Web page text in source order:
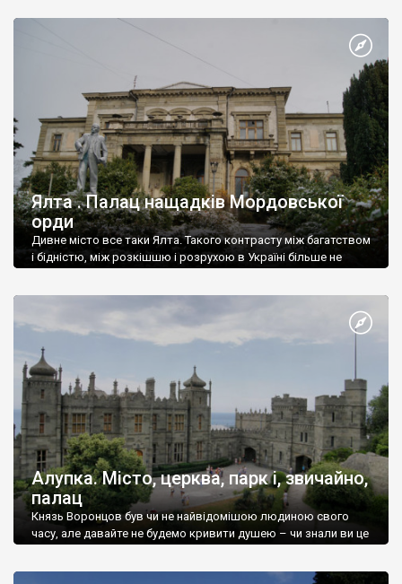
Ялта . Палац нащадків Мордовської
орди
Дивне місто все таки Ялта. Такого контрасту між багатством
і бідністю, між розкішшю і розрухою в Україні більше не
Алупка. Місто, церква, парк і, звичайно,
палац
Князь Воронцов був чи не найвідомішою людиною свого
часу, але давайте не будемо кривити душею – чи знали ви це